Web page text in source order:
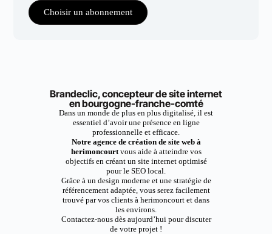
Choisir un abonnement
Brandeclic, concepteur de site internet
en bourgogne-franche-comté
Dans un monde de plus en plus digitalisé, il est
essentiel d’avoir une présence en ligne
professionnelle et efficace.
Notre agence de création de site web à
herimoncourtvous aide à atteindre vos
objectifs en créant un site internet optimisé
pour le SEO local.
Grâce à un design moderne et une stratégie de
référencement adaptée, vous serez facilement
trouvé par vos clients à herimoncourt et dans
les environs.
Contactez-nous dès aujourd’hui pour discuter
de votre projet !